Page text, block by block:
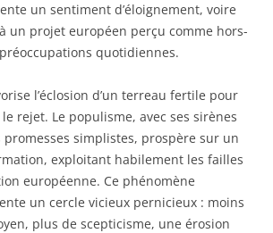
un sentiment d’éloignement, voire
un projet européen perçu comme hors-
quotidiennes.
l’éclosion d’un terreau fertile pour
rejet. Le populisme, avec ses sirènes
promesses simplistes, prospère sur un
exploitant habilement les failles
européenne. Ce phénomène
un cercle vicieux pernicieux : moins
plus de scepticisme, une érosion